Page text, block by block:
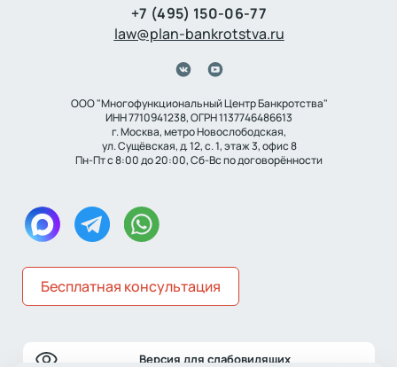
+7 (495) 150-06-77
law@plan-bankrotstva.ru
ООО "Многофункциональный Центр Банкротства"
ИНН 7710941238, ОГРН 1137746486613
г. Москва, метро Новослободская,
ул. Сущёвская, д. 12, с. 1, этаж 3, офис 8
Пн-Пт с 8:00 до 20:00, Сб-Вс по договорённости
Бесплатная консультация
Версия для слабовидящих